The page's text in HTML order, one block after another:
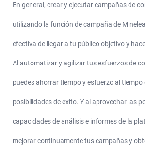
En general, crear y ejecutar campañas de
utilizando la función de campaña de
efectiva de llegar a tu público objetivo y
Al automatizar y agilizar tus esfuerzos de
puedes ahorrar tiempo y esfuerzo al
posibilidades de éxito. Y al aprovechar las
capacidades de análisis e informes de la
mejorar continuamente tus campañas y